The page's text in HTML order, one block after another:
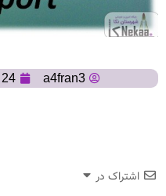
a4fran3 24 تیر 1399
اشتراک در